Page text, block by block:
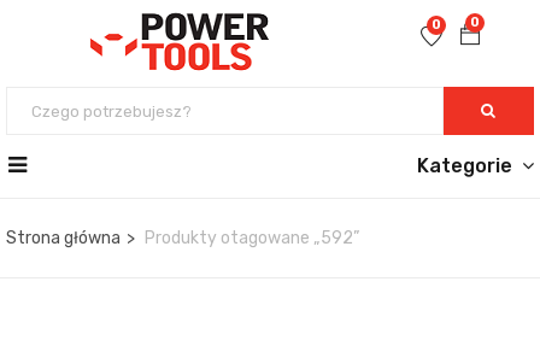
0
0
Kategorie
Strona główna Produkty otagowane „592”